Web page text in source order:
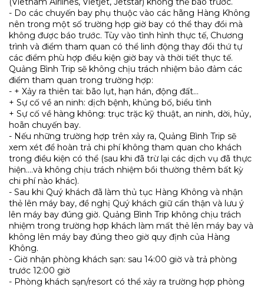
- Do các chuyến bay phụ thuộc vào các hãng Hàng Không
nên trong một số trường hợp giờ bay có thể thay đổi mà
không được báo trước. Tùy vào tình hình thực tế, Chương
trình và điểm tham quan có thể linh động thay đổi thứ tự
các điểm phù hợp điều kiện giờ bay và thời tiết thực tế.
Quảng Bình Trip sẽ không chịu trách nhiệm bảo đảm các
điểm tham quan trong trường hợp:
- + Xảy ra thiên tai: bão lụt, hạn hán, động đất…
+ Sự cố về an ninh: dịch bệnh, khủng bố, biểu tình
+ Sự cố về hàng không: trục trặc kỹ thuật, an ninh, dời, hủy,
hoãn chuyến bay.
- Nếu những trường hợp trên xảy ra, Quảng Bình Trip sẽ
xem xét để hoàn trả chi phí không tham quan cho khách
trong điều kiện có thể (sau khi đã trừ lại các dịch vụ đã thực
hiện….và không chịu trách nhiệm bồi thường thêm bất kỳ
chi phí nào khác).
- Sau khi Quý khách đã làm thủ tục Hàng Không và nhận
thẻ lên máy bay, đề nghị Quý khách giữ cẩn thận và lưu ý
lên máy bay đúng giờ. Quảng Bình Trip không chịu trách
nhiệm trong trường hợp khách làm mất thẻ lên máy bay và
không lên máy bay đúng theo giờ quy định của Hàng
Không.
- Giờ nhận phòng khách sạn: sau 14:00 giờ và trả phòng
trước 12:00 giờ
- Phòng khách sạn/resort có thể xảy ra trường hợp phòng